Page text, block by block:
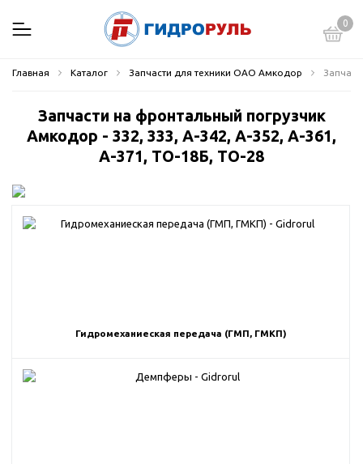
0
Главная Каталог Запчасти для техники ОАО Амкодор
Запчасти на фронтальный погрузчик
Амкодор - 332, 333, А-342, А-352, А-361,
А-371, ТО-18Б, ТО-28
Гидромеханиеская передача (ГМП, ГМКП)